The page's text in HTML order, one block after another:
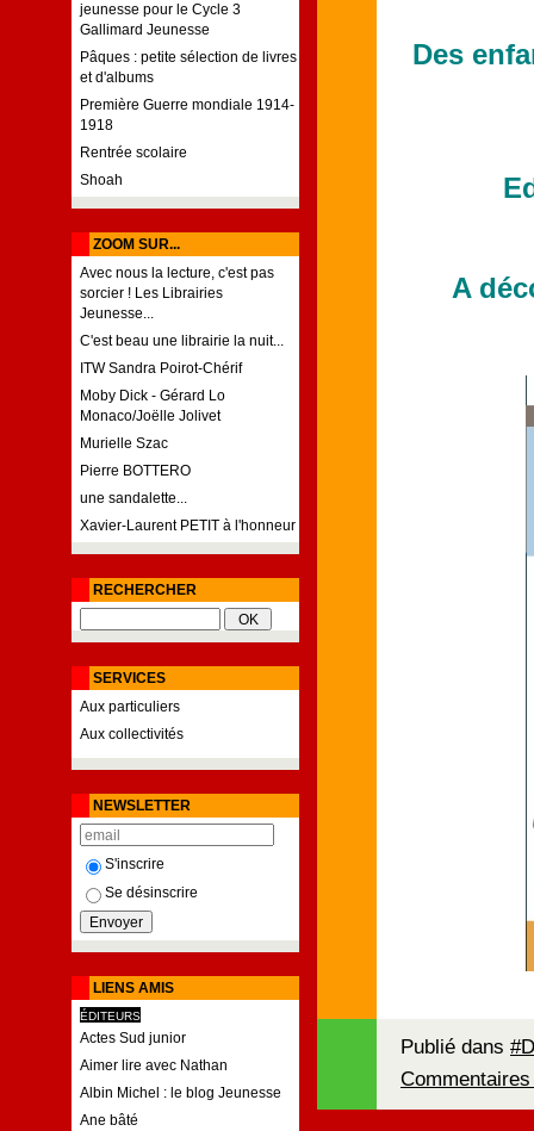
jeunesse pour le Cycle 3
Gallimard Jeunesse
Pâques : petite sélection de livres
et d'albums
Première Guerre mondiale 1914-
1918
Rentrée scolaire
Shoah
ZOOM SUR...
Avec nous la lecture, c'est pas
sorcier ! Les Librairies
Jeunesse...
C'est beau une librairie la nuit...
ITW Sandra Poirot-Chérif
Moby Dick - Gérard Lo
Monaco/Joëlle Jolivet
Murielle Szac
Pierre BOTTERO
une sandalette...
Xavier-Laurent PETIT à l'honneur
RECHERCHER
SERVICES
Aux particuliers
Aux collectivités
NEWSLETTER
S'inscrire
Se désinscrire
LIENS AMIS
ÉDITEURS
Actes Sud junior
Aimer lire avec Nathan
Albin Michel : le blog Jeunesse
Ane bâté
Des
A
Publié dans